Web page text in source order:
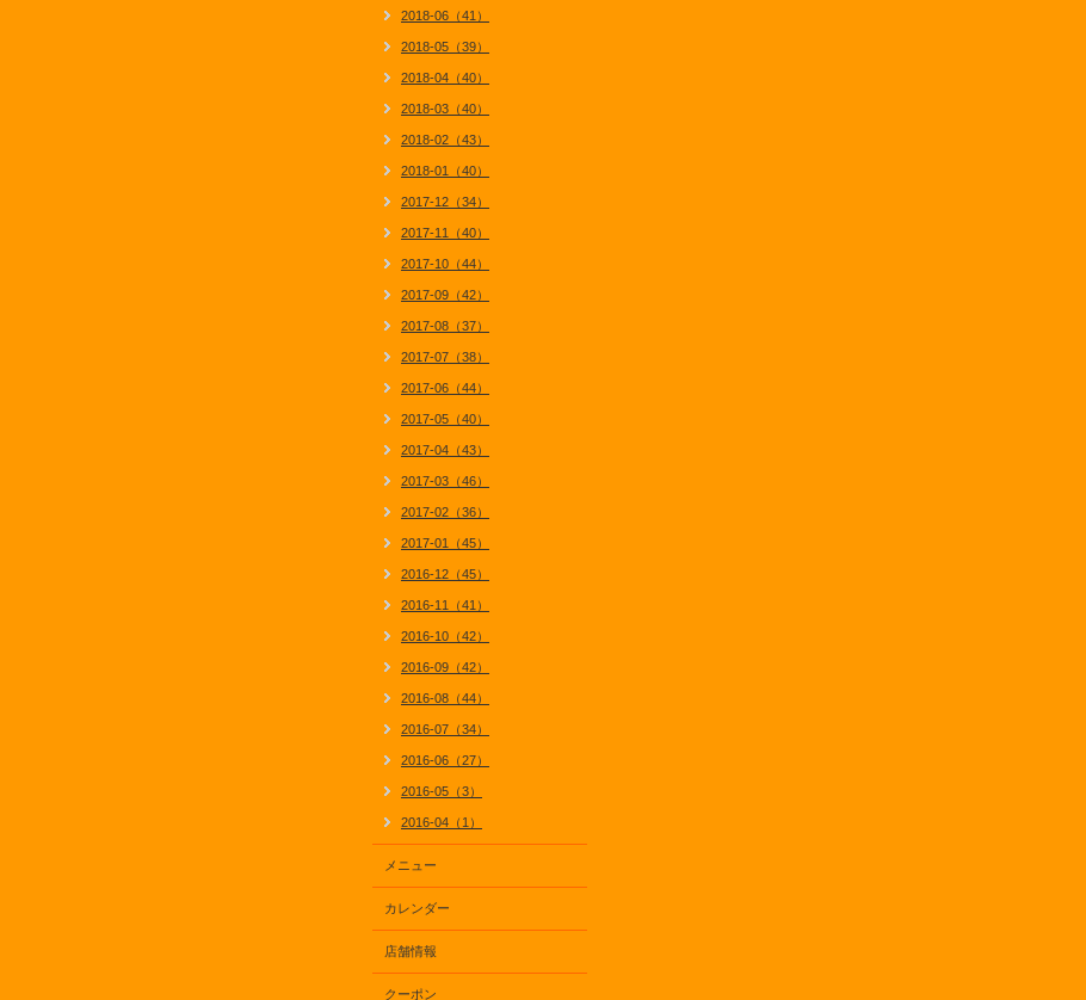
2018-06（41）
2018-05（39）
2018-04（40）
2018-03（40）
2018-02（43）
2018-01（40）
2017-12（34）
2017-11（40）
2017-10（44）
2017-09（42）
2017-08（37）
2017-07（38）
2017-06（44）
2017-05（40）
2017-04（43）
2017-03（46）
2017-02（36）
2017-01（45）
2016-12（45）
2016-11（41）
2016-10（42）
2016-09（42）
2016-08（44）
2016-07（34）
2016-06（27）
2016-05（3）
2016-04（1）
メニュー
カレンダー
店舗情報
クーポン